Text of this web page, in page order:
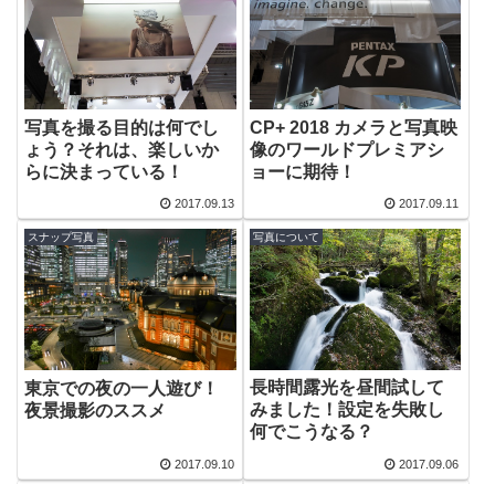
写真を撮る目的は何でし
ょう？それは、楽しいか
らに決まっている！
2017.09.13
CP+ 2018 カメラと写真映
像のワールドプレミアシ
ョーに期待！
2017.09.11
スナップ写真
東京での夜の一人遊び！
夜景撮影のススメ
2017.09.10
写真について
長時間露光を昼間試して
みました！設定を失敗し
何でこうなる？
2017.09.06